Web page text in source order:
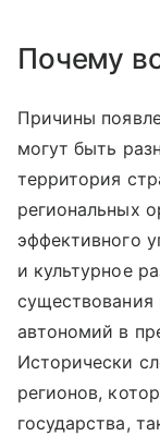
Почему
Причины
могут быть
территория
региональных
эффективного
и культурное
существования
автономий в
Исторически
регионов,
государства,